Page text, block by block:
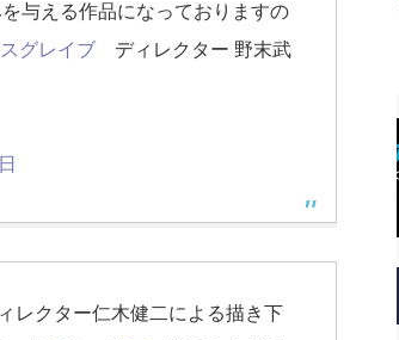
与える作品になっておりますの
グレイブディレクター 野末武
レクター仁木健二による描き下